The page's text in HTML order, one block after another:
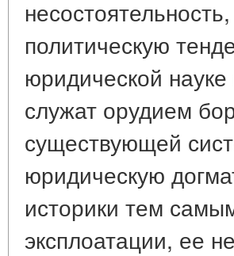
политическую
юридической
служат орудием
существующей
юридическую
историки тем
эксплоатации, ее